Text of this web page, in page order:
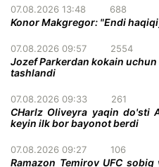
07.08.2026 13:48 688
Konor Makgregor: "Endi
07.08.2026 09:57 2554
Jozef Parkerdan kokain
tashlandi
07.08.2026 09:33 261
CHarlz Oliveyra yaqin do'sti
keyin ilk bor bayonot berdi
07.08.2026 09:27 106
Ramazon Temirov UFC